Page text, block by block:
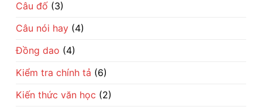
cay
trí
khôn
gian
về
số
Câu đố (3)
Câu nói hay (4)
Đồng dao (4)
Kiểm tra chính tả (6)
Kiến thức văn học (2)